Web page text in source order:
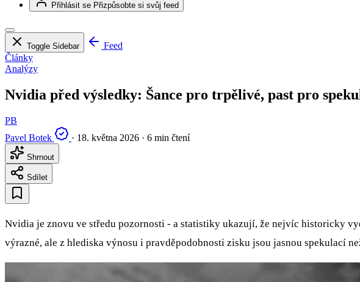
Přihlásit se Přizpůsobte si svůj feed
Toggle Sidebar
Feed
Články
Analýzy
Nvidia před výsledky: Šance pro trpělivé, past pro
PB
Pavel Botek
· 18. května 2026 · 6 min čtení
Shrnout
Sdílet
Nvidia je znovu ve středu pozornosti - a statistiky ukazují, že nejvíc historicky
výrazné, ale z hlediska výnosu i pravděpodobnosti zisku jsou jasnou spekulací